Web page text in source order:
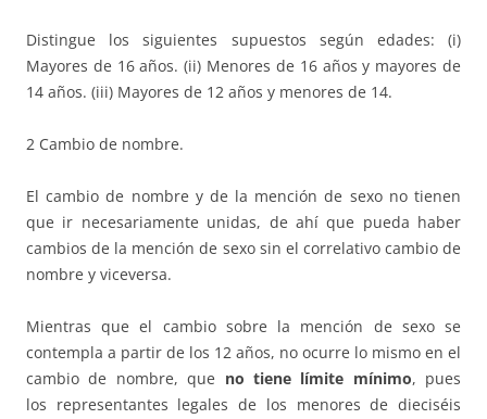
Distingue los siguientes supuestos según edades: (i)
Mayores de 16 años. (ii) Menores de 16 años y mayores de
14 años. (iii) Mayores de 12 años y menores de 14.
2 Cambio de nombre.
El cambio de nombre y de la mención de sexo no tienen
que ir necesariamente unidas, de ahí que pueda haber
cambios de la mención de sexo sin el correlativo cambio de
nombre y viceversa.
Mientras que el cambio sobre la mención de sexo se
contempla a partir de los 12 años, no ocurre lo mismo en el
cambio de nombre, que no tiene límite mínimo, pues
los representantes legales de los menores de dieciséis